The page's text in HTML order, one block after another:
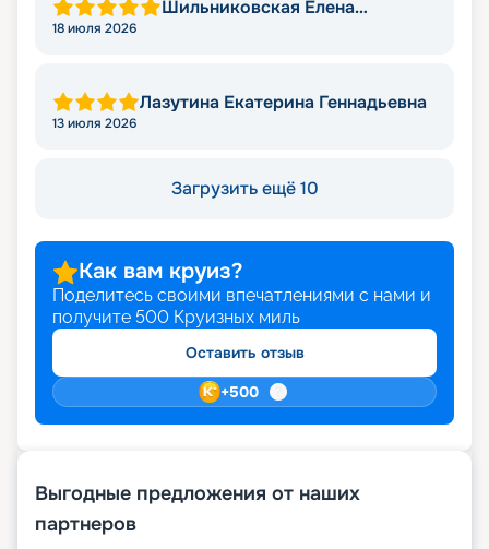
Шильниковская Елена
18 июля 2026
Лазутина Екатерина Геннадьевна
13 июля 2026
Загрузить ещё 10
Как вам круиз?
Поделитесь своими впечатлениями с нами и
получите 500 Круизных миль
Оставить отзыв
+500
Выгодные предложения от наших
партнеров